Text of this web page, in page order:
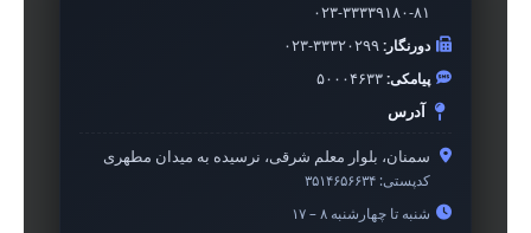
۰۲۳-۳۳۳۳۹۱۸۰-۸۱
دورنگار:۰۲۳-۳۳۳۲۰۲۹۹
پیامکی:۵۰۰۰۴۶۳۳
آدرس
سمنان، بلوار معلم شرقی، نرسیده به میدان مطهری
کدپستی: ۳۵۱۴۶۵۶۶۳۴
شنبه تا چهارشنبه ۸ – ۱۷